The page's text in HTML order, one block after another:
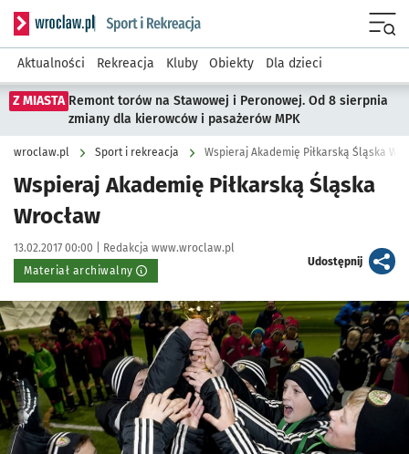
Serwis informacyjny wroclaw.pl podserwis: Sport i rekreacja
Aktualności Rekreacja Kluby Obiekty Dla dzieci
Z MIASTA Remont torów na Stawowej i Peronowej. Od 8 sierpnia
zmiany dla kierowców i pasażerów MPK
wroclaw.pl Sport i rekreacja Wspieraj Akademię Piłkarską Śląska
Wspieraj Akademię Piłkarską Śląska
Wrocław
Data publikacji:
13.02.2017 00:00 | Autor:
Redakcja www.wroclaw.pl
Materiał archiwalny
Udostępnijartykuł
Kliknij, aby powiększyć